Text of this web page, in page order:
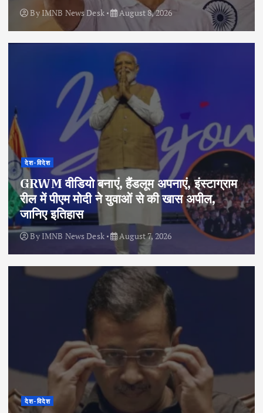
By IMNB News Desk August 8, 2026
देश-विदेश
GRWM वीडियो बनाएं, हैंडलूम अपनाएं, इंस्टाग्राम
रील में पीएम मोदी ने युवाओं से की खास अपील,
जानिए इतिहास
By IMNB News Desk August 7, 2026
देश-विदेश